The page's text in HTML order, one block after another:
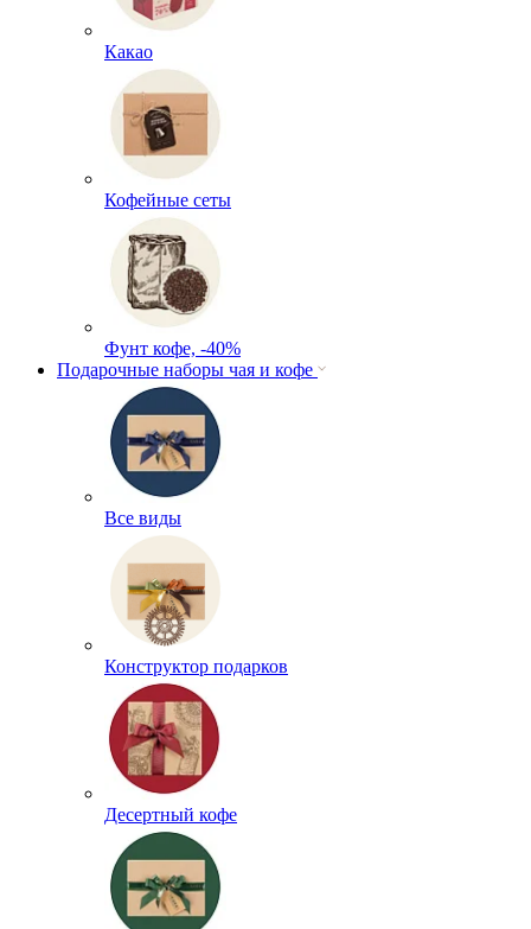
Какао
Кофейные сеты
Фунт кофе, -40%
Подарочные наборы чая и кофе
Все виды
Конструктор подарков
Десертный кофе